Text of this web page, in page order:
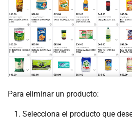
Para eliminar un producto:
Selecciona el producto que